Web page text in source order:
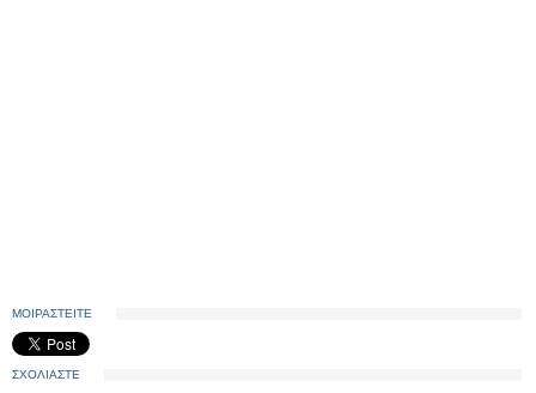
ΜΟΙΡΑΣΤΕΙΤΕ
ΣΧΟΛΙΑΣΤΕ